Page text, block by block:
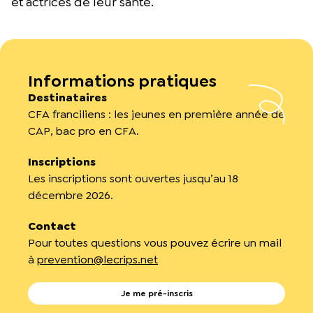
Informations pratiques
Destinataires
CFA franciliens : les jeunes en première année de
CAP, bac pro en CFA.
Inscriptions
Les inscriptions sont ouvertes jusqu’au 18
décembre 2026.
Contact
Pour toutes questions vous pouvez écrire un mail
à prevention@lecrips.net
Je me pré-inscris